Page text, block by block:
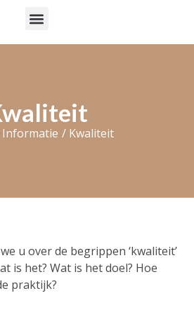
Informatie / Kwaliteit
u over de begrippen ‘kwaliteit’
is het? Wat is het doel? Hoe
praktijk?